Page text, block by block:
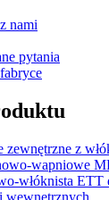
nami
pytania
zewnętrzne z
wapniowe
włóknista ETT